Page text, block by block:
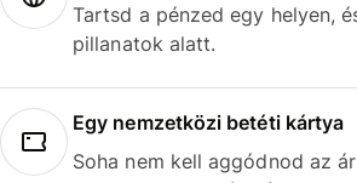
Tartsd a pénzed egy helyen,
pillanatok alatt.
Egy nemzetközi betéti kártya
Soha nem kell aggódnod az